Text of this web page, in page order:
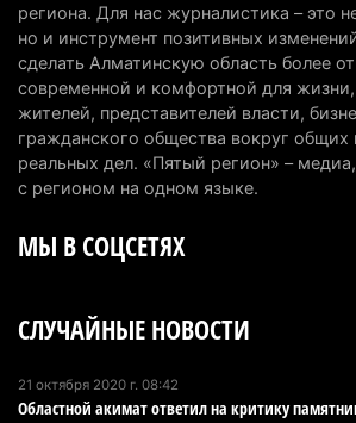
запустят в Алатау
5 августа 2026 г. 12:32
Туриста с тяжелыми травмами
горах Алматинской области после
5 августа 2026 г. 11:23
Алматинской области, судят
катеров для Formula-1 H2O и
пилотов
региона. Для нас журналистика – это
но и инструмент позитивных
сделать Алматинскую область более
современной и комфортной для
жителей, представителей власти,
гражданского общества вокруг общих
реальных дел. «Пятый регион» –
с регионом на одном языке.
МЫ В СОЦСЕТЯХ
СЛУЧАЙНЫЕ НОВОСТИ
21 октября 2020 г. 08:42
Областной акимат ответил на критику